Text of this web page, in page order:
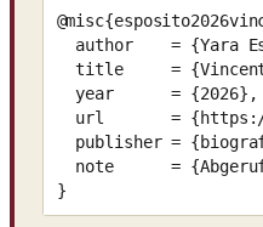
author    = {Yara
title     =
  year      = {2026},
url       =
publisher =
note      =
}